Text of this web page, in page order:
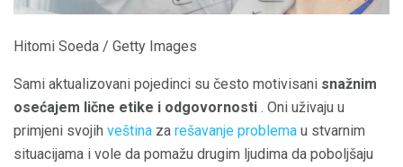
Hitomi Soeda / Getty Images
Sami aktualizovani pojedinci su često motivisani snažnim
osećajem lične etike i odgovornosti . Oni uživaju u
primjeni svojih veština za rešavanje problema u stvarnim
situacijama i vole da pomažu drugim ljudima da poboljšaju